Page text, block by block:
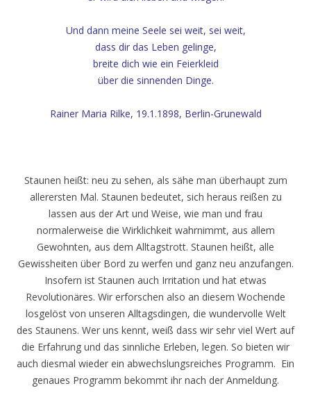
Und dann meine Seele sei weit, sei weit,
dass dir das Leben gelinge,
breite dich wie ein Feierkleid
über die sinnenden Dinge.
Rainer Maria Rilke, 19.1.1898, Berlin-Grunewald
Staunen heißt: neu zu sehen, als sähe man überhaupt zum
allerersten Mal. Staunen bedeutet, sich heraus reißen zu
lassen aus der Art und Weise, wie man und frau
normalerweise die Wirklichkeit wahrnimmt, aus allem
Gewohnten, aus dem Alltagstrott. Staunen heißt, alle
Gewissheiten über Bord zu werfen und ganz neu anzufangen.
Insofern ist Staunen auch Irritation und hat etwas
Revolutionäres. Wir erforschen also an diesem Wochende
losgelöst von unseren Alltagsdingen, die wundervolle Welt
des Staunens. Wer uns kennt, weiß dass wir sehr viel Wert auf
die Erfahrung und das sinnliche Erleben, legen. So bieten wir
auch diesmal wieder ein abwechslungsreiches Programm. Ein
genaues Programm bekommt ihr nach der Anmeldung.